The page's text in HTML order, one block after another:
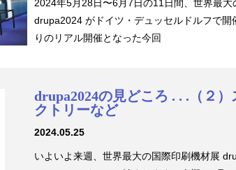
2024年5月28日〜6月7日の11日間、世界最大
drupa2024 がドイツ・デュッセルドルフで開
りのリアル開催となった今回
drupa2024の見どころ . . .（２
クトリーなど
2024.05.25
いよいよ来週、世界最大の国際印刷機材展